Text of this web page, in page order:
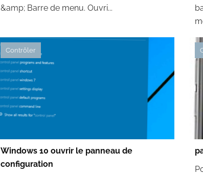
&amp; Barre de menu. Ouvri...
Contrôler
Windows 10 ouvrir le panneau de
configuration